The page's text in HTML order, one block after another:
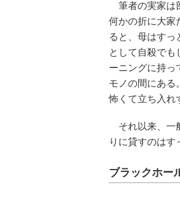
筆者の実家は
何かの折に大家
ると、母はすっ
として自殺でも
ーニングに持っ
モノの間にある
怖くて立ち入れ
それ以来、一
りに貸すのはす
ブラックホー